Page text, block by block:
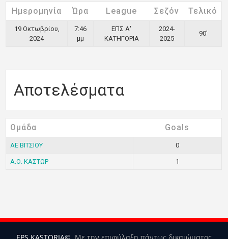
Ημερομηνία Ώρα League Σεζόν Τελικό
19 Οκτωβρίου,
2024
7:46
μμ
ΕΠΣ Α'
ΚΑΤΗΓΟΡΙΑ
2024-
2025
90'
Αποτελέσματα
Ομάδα Goals
ΑΕ ΒΙΤΣΙΟΥ 0
Α.Ο. ΚΑΣΤΩΡ 1